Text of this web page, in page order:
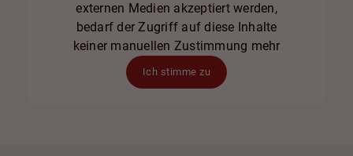
externen Medien akzeptiert werden,
bedarf der Zugriff auf diese Inhalte
keiner manuellen Zustimmung mehr
Ich stimme zu